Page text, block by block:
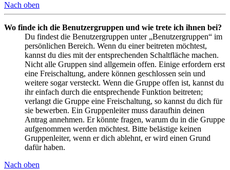
Nach oben
Wo finde ich die Benutzergruppen und wie trete ich ihnen bei?
Du findest die Benutzergruppen unter „Benutzergruppen“ im
persönlichen Bereich. Wenn du einer beitreten möchtest,
kannst du dies mit der entsprechenden Schaltfläche machen.
Nicht alle Gruppen sind allgemein offen. Einige erfordern erst
eine Freischaltung, andere können geschlossen sein und
weitere sogar versteckt. Wenn die Gruppe offen ist, kannst du
ihr einfach durch die entsprechende Funktion beitreten;
verlangt die Gruppe eine Freischaltung, so kannst du dich für
sie bewerben. Ein Gruppenleiter muss daraufhin deinen
Antrag annehmen. Er könnte fragen, warum du in die Gruppe
aufgenommen werden möchtest. Bitte belästige keinen
Gruppenleiter, wenn er dich ablehnt, er wird einen Grund
dafür haben.
Nach oben